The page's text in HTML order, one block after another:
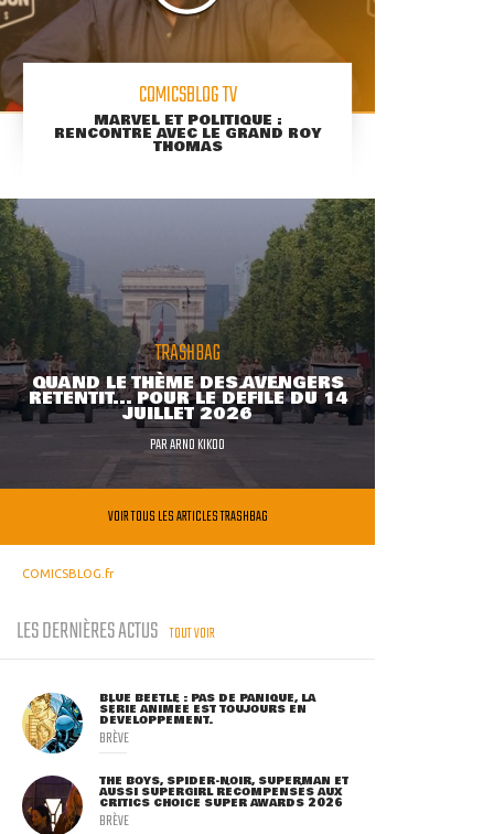
COMICSBLOG TV
MARVEL ET POLITIQUE :
RENCONTRE AVEC LE GRAND ROY
THOMAS
TRASHBAG
QUAND LE THÈME DES AVENGERS
RETENTIT... POUR LE DÉFILÉ DU 14
JUILLET 2026
PARARNO KIKOO
VOIR TOUS LES ARTICLES TRASHBAG
COMICSBLOG.fr
LES DERNIÈRES ACTUS TOUT VOIR
BLUE BEETLE : PAS DE PANIQUE, LA
SÉRIE ANIMÉE EST TOUJOURS EN
DÉVELOPPEMENT.
BRÈVE
THE BOYS, SPIDER-NOIR, SUPERMAN ET
AUSSI SUPERGIRL RÉCOMPENSÉS AUX
CRITICS CHOICE SUPER AWARDS 2026
BRÈVE